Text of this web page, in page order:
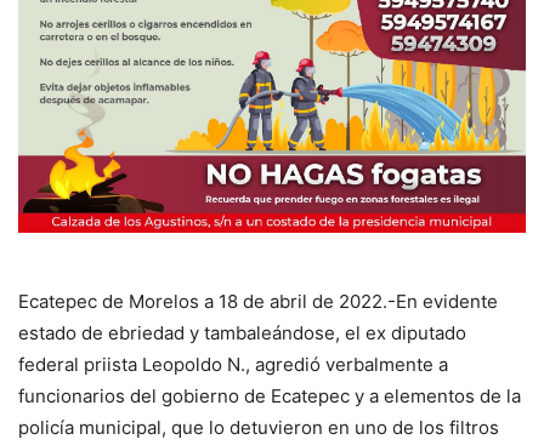
Ecatepec de Morelos a 18 de abril de 2022.-En evidente
estado de ebriedad y tambaleándose, el ex diputado
federal priista Leopoldo N., agredió verbalmente a
funcionarios del gobierno de Ecatepec y a elementos de la
policía municipal, que lo detuvieron en uno de los filtros